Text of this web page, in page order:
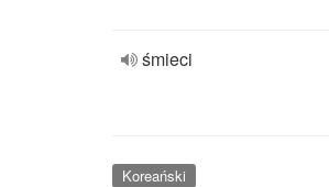
śmieci
Koreański